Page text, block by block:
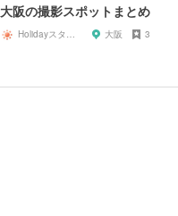
大阪の撮影スポットまとめ
Holidayスタッフ 大阪 3